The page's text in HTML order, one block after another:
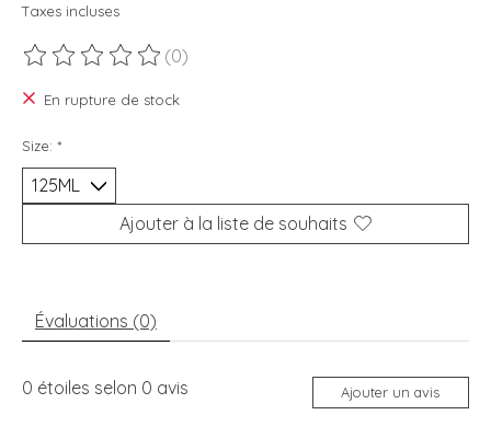
Taxes incluses
Ce produit est évalué à
(0)
En rupture de stock
Size: *
Ajouter à la liste de souhaits
Évaluations (0)
0 étoiles selon 0 avis Ajouter un avis